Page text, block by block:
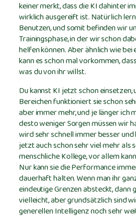
keiner merkt, dass die KI dahinter
wirklich ausgereift ist. Natürlich
Benutzen, und somit befinden wir
Trainingsphase, in der wir schon
helfen können. Aber ähnlich wie bei
kann es schon mal vorkommen,
was du von ihr willst.
Du kannst KI jetzt schon einsetzen,
Bereichen funktioniert sie schon
aber immer mehr, und je länger ich
desto weniger Sorgen müssen wir
wird sehr schnell immer besser
jetzt auch schon sehr viel mehr als
menschliche Kollege, vor allem
Nur kann sie die Performance
dauerhaft halten. Wenn man ihr
eindeutige Grenzen absteckt, dann
vielleicht, aber grundsätzlich sind
generellen Intelligenz noch sehr